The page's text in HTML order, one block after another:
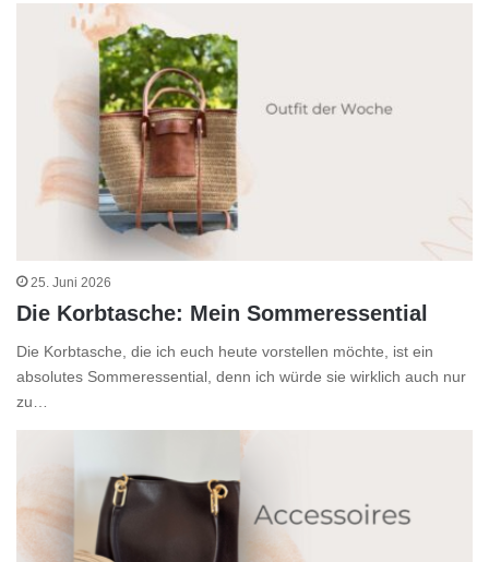
25. Juni 2026
Die Korbtasche: Mein Sommeressential
Die Korbtasche, die ich euch heute vorstellen möchte, ist ein
absolutes Sommeressential, denn ich würde sie wirklich auch nur
zu…